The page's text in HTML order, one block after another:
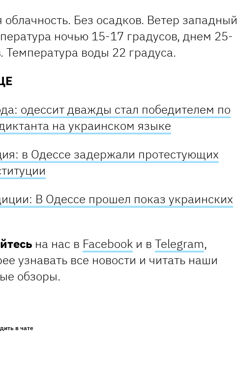
Без осадков. Ветер западный
ночью 15-17 градусов, днем 25-
Температура воды 22 градуса.
одессит дважды стал победителем по
на украинском языке
в Одессе задержали протестующих
В Одессе прошел показ украинских
на нас в Facebook и в Telegram,
узнавать все новости и читать наши
обзоры.
в чате